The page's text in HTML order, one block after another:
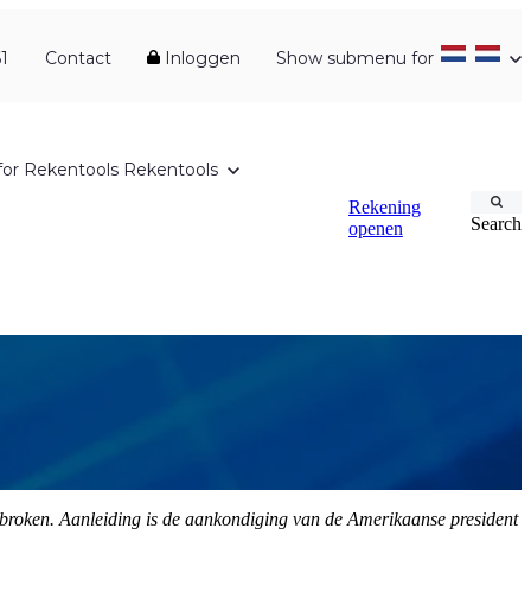
Contact Inloggen Show submenu for
Rekentools Rekentools
Rekening
openen
Search
Aanleiding is de aankondiging van de Amerikaanse president